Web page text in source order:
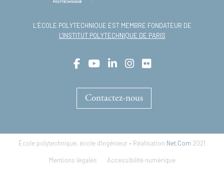
L’ÉCOLE POLYTECHNIQUE EST MEMBRE FONDATEUR DE
L'INSTITUT POLYTECHNIQUE DE PARIS
Contactez-nous
École polytechnique, école d'ingénieur • Réalisation Net.Com 2021
FooterMentions légales
Accessibilité numérique